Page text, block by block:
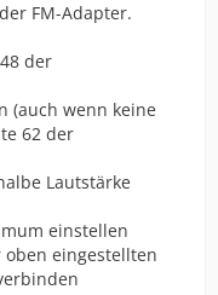
FM-Adapter.
der
(auch wenn keine
62 der
Lautstärke
einstellen
eingestellten